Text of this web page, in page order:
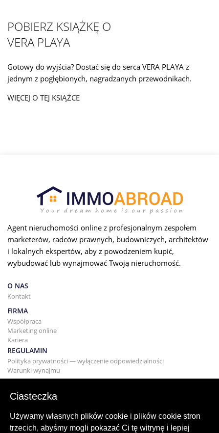
POBIERZ KSIĄŻKĘ O
VERA PLAYA
Gotowy do wyjścia? Dostać się do serca VERA PLAYA z
jednym z pogłębionych, nagradzanych przewodnikach.
WIĘCEJ O TEJ KSIĄŻCE
Agent nieruchomości online z profesjonalnym zespołem
marketerów, radców prawnych, budowniczych, architektów
i lokalnych ekspertów, aby z powodzeniem kupić,
wybudować lub wynajmować Twoją nieruchomość.
O NAS
Kontakt
FIRMA
Współpraca
Marketing online
Kariera
REGULAMIN
Polityka prywatności — wyłączenie odpowiedzialności
Warunki wynajmu
BUDYNEK
Projektowanie
Kupowanie domu
Sprzedaż
Ciasteczka
Używamy własnych plików cookie i plików cookie stron
trzecich, abyśmy mogli pokazać Ci tę witrynę i lepiej